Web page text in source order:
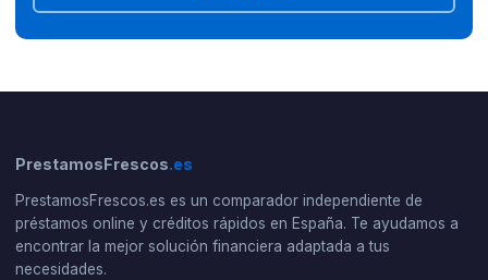
PrestamosFrescos.es
PrestamosFrescos.es es un comparador independiente de
préstamos online y créditos rápidos en España. Te ayudamos a
encontrar la mejor solución financiera adaptada a tus
necesidades.